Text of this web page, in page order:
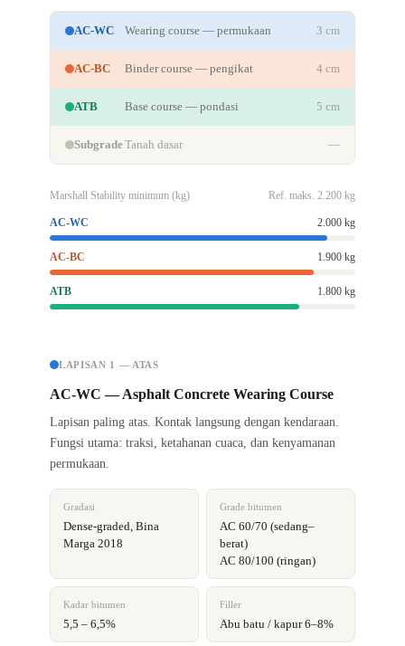
AC-WC Wearing course — permukaan 3 cm
AC-BC Binder course — pengikat 4 cm
ATB Base course — pondasi 5 cm
SubgradeTanah dasar —
Marshall Stability minimum (kg) Ref. maks. 2.200 kg
AC-WC 2.000 kg
AC-BC 1.900 kg
ATB 1.800 kg
LAPISAN 1 — ATAS
AC-WC — Asphalt Concrete Wearing Course
Lapisan paling atas. Kontak langsung dengan kendaraan.
Fungsi utama: traksi, ketahanan cuaca, dan kenyamanan
permukaan.
Gradasi
Dense-graded, Bina
Marga 2018
Grade bitumen
AC 60/70 (sedang–
berat)
AC 80/100 (ringan)
Kadar bitumen
5,5 – 6,5%
Filler
Abu batu / kapur 6–8%